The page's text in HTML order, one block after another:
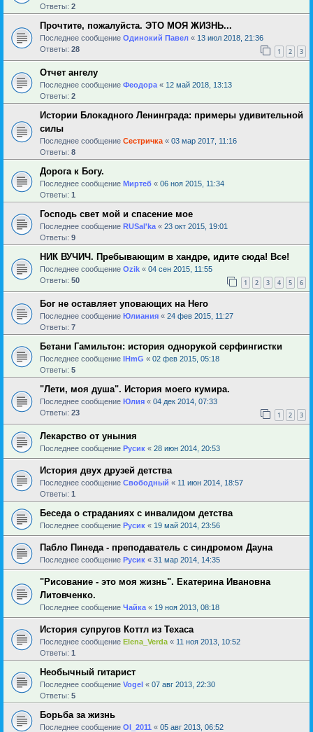
Ответы: 2
Прочтите, пожалуйста. ЭТО МОЯ ЖИЗНЬ...
Последнее сообщение Одинокий Павел « 13 июл 2018, 21:36
Ответы: 28 1 2 3
Отчет ангелу
Последнее сообщение Феодора « 12 май 2018, 13:13
Ответы: 2
Истории Блокадного Ленинграда: примеры удивительной
силы
Последнее сообщение Сестричка « 03 мар 2017, 11:16
Ответы: 8
Дорога к Богу.
Последнее сообщение Миртеб « 06 ноя 2015, 11:34
Ответы: 1
Господь свет мой и спасение мое
Последнее сообщение RUSal'ka « 23 окт 2015, 19:01
Ответы: 9
НИК ВУЧИЧ. Пребывающим в хандре, идите сюда! Все!
Последнее сообщение Ozik « 04 сен 2015, 11:55
Ответы: 50 1 2 3 4 5 6
Бог не оставляет уповающих на Него
Последнее сообщение Юлиания « 24 фев 2015, 11:27
Ответы: 7
Бетани Гамильтон: история однорукой серфингистки
Последнее сообщение IHmG « 02 фев 2015, 05:18
Ответы: 5
"Лети, моя душа". История моего кумира.
Последнее сообщение Юлия « 04 дек 2014, 07:33
Ответы: 23 1 2 3
Лекарство от уныния
Последнее сообщение Русик « 28 июн 2014, 20:53
История двух друзей детства
Последнее сообщение Свободный « 11 июн 2014, 18:57
Ответы: 1
Беседа о страданиях с инвалидом детства
Последнее сообщение Русик « 19 май 2014, 23:56
Пабло Пинеда - преподаватель с синдромом Дауна
Последнее сообщение Русик « 31 мар 2014, 14:35
"Рисование - это моя жизнь". Екатерина Ивановна
Литовченко.
Последнее сообщение Чайка « 19 ноя 2013, 08:18
История супругов Коттл из Техаса
Последнее сообщение Elena_Verda « 11 ноя 2013, 10:52
Ответы: 1
Необычный гитарист
Последнее сообщение Vogel « 07 авг 2013, 22:30
Ответы: 5
Борьба за жизнь
Последнее сообщение Ol_2011 « 05 авг 2013, 06:52